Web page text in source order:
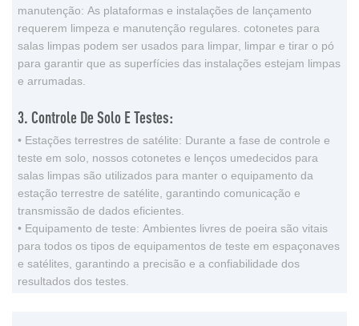
manutenção: As plataformas e instalações de lançamento
requerem limpeza e manutenção regulares. cotonetes para
salas limpas podem ser usados ​​para limpar, limpar e tirar o pó
para garantir que as superfícies das instalações estejam limpas
e arrumadas.
3. Controle De Solo E Testes:
• Estações terrestres de satélite: Durante a fase de controle e
teste em solo, nossos cotonetes e lenços umedecidos para
salas limpas são utilizados para manter o equipamento da
estação terrestre de satélite, garantindo comunicação e
transmissão de dados eficientes.
• Equipamento de teste: Ambientes livres de poeira são vitais
para todos os tipos de equipamentos de teste em espaçonaves
e satélites, garantindo a precisão e a confiabilidade dos
resultados dos testes.